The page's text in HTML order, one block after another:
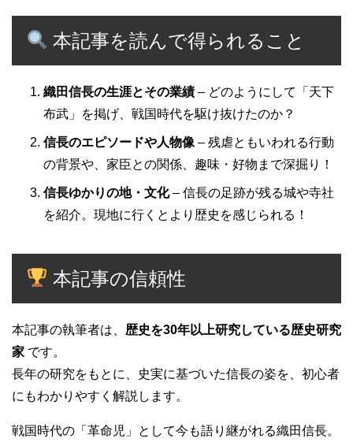
本記事を読んで得られること
織田信長の生涯とその業績 – どのようにして「天下
布武」を掲げ、戦国時代を駆け抜けたのか？
信長のエピソードや人物像 – 残虐ともいわれる行動
の背景や、家臣との関係、趣味・好物まで深掘り！
信長ゆかりの地・文化– 信長の足跡が残る城や寺社
を紹介。現地に行くとより歴史を感じられる！
本記事の信頼性
本記事の執筆者は、 歴史を30年以上研究している歴史研究
家 です。
長年の研究をもとに、史実に基づいた信長の姿を、初心者
にもわかりやすく解説します。
戦国時代の「革命児」として今も語り継がれる織田信長。